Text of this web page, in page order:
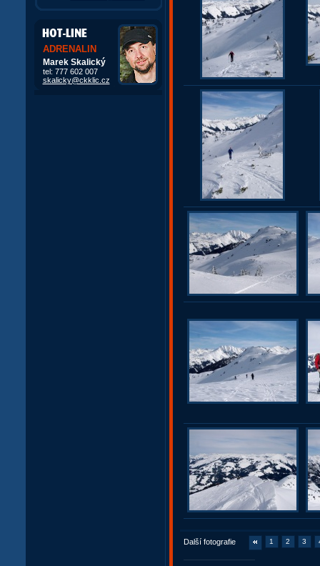
ADRENALIN
Marek Skalický
tel: 777 602 007
skalicky@ckklic.cz
Další fotografie 1 2 3